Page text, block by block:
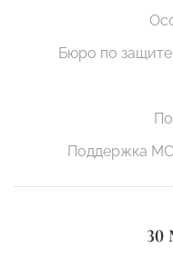
Бюро по
Поддержка
30